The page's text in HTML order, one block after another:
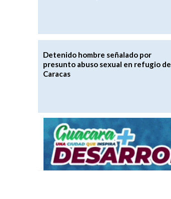
Detenido hombre señalado por
presunto abuso sexual en refugio de
Caracas